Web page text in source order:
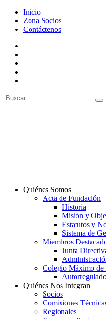
Inicio
Zona Socios
Contáctenos
Quiénes Somos
Acta de Fundación
Historia
Misión y
Estatutos y
Sistema de
Miembros
Junta
Colegio Máximo de
Quiénes Nos Integran
Socios
Comisiones
Regionales